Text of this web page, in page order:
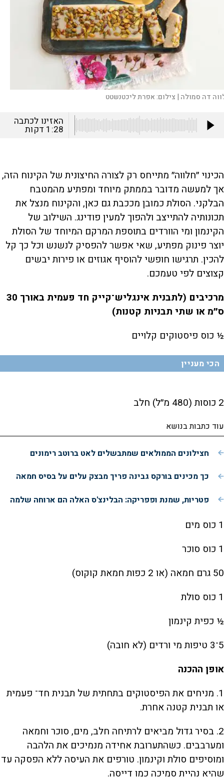
דה סמולה | צילום:אפרת ליכטנשטט
האזינו לכתבה
1:28 דקות
הכינוי ״חלווה״ מתייחס רק לצורה החיצונית של הקינוח הזה,
אך למעשה מדובר בממתק מיוחד ומפתיע מהמטבח
הבלקני. הסולת כמובן מככבת גם כאן, והקינוח מנצל את
תכונותיה להתייצב ולהפוך למעין פודינג. השילוב של
הקינמון ומי הוורדים בתוספת המרקם המיוחד של הסולת
יוצר פינוק מפתיע, שאי אפשר להפסיק לנשנש וכל כך קל
להכין. תרגישו חופשי להוסיף אגוזים או פירות יבשים
קצוצים לפי טעמכם.
מרכיבים (לתבנית אינגליש־קייק חד פעמית באורך 30
ס״מ או שתי תבניות קטנות)
½ כוס פיסטוקים קלויים
הכי מעניין
2 כוסות (480 מ״ל) חלב
עוד כתבות בנושא
חצילונים הממולאים שמתבשלים לאט ברוטב רימונים
כך מכינים בורקס גבינה פריך מבצק עלים על בסיס חמאה
פטריות, שמנת ופפריקה: הבלינצ'ס האלה הם ארוחה שלמה
1 כוס מים
1 כוס סוכר
50 גרם חמאה (או 2 כפות חמאת קוקוס)
1 כוס סולת
½ כפית קינמון
5־3 טיפות מי ורדים (לא חובה)
אופן ההכנה
1. מניחים את הפיסטוקים בתחתית של תבנית חד־ פעמית
או תבנית קטנה אחרת.
2. בסיר גדול מביאים לרתיחה חלב, מים, סוכר וחמאה
ומערבבים. כשהתערובת אחידה מנמיכים את הלהבה
ומוסיפים סולת וקינמון. טורפים את העיסה ללא הפסקה עד
שהיא נהיית סמיכה כמו דייסה.